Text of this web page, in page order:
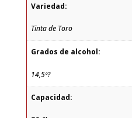
Variedad:
Tinta de Toro
Grados de alcohol:
14,5º?
Capacidad: